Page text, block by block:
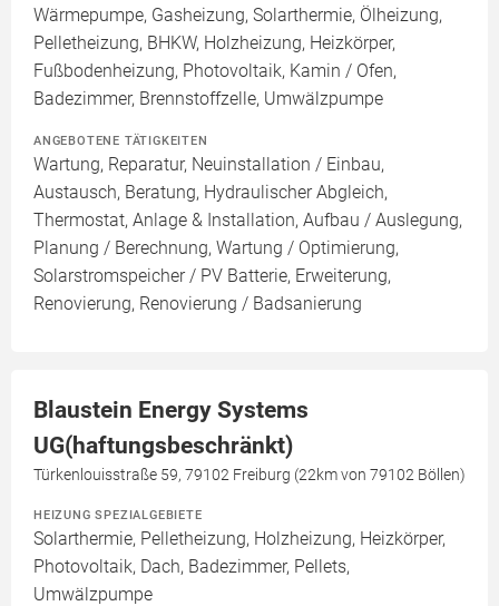
Wärmepumpe, Gasheizung, Solarthermie, Ölheizung,
Pelletheizung, BHKW, Holzheizung, Heizkörper,
Fußbodenheizung, Photovoltaik, Kamin / Ofen,
Badezimmer, Brennstoffzelle, Umwälzpumpe
ANGEBOTENE TÄTIGKEITEN
Wartung, Reparatur, Neuinstallation / Einbau,
Austausch, Beratung, Hydraulischer Abgleich,
Thermostat, Anlage & Installation, Aufbau / Auslegung,
Planung / Berechnung, Wartung / Optimierung,
Solarstromspeicher / PV Batterie, Erweiterung,
Renovierung, Renovierung / Badsanierung
Blaustein Energy Systems
UG(haftungsbeschränkt)
Türkenlouisstraße 59, 79102 Freiburg (22km von 79102 Böllen)
HEIZUNG SPEZIALGEBIETE
Solarthermie, Pelletheizung, Holzheizung, Heizkörper,
Photovoltaik, Dach, Badezimmer, Pellets,
Umwälzpumpe